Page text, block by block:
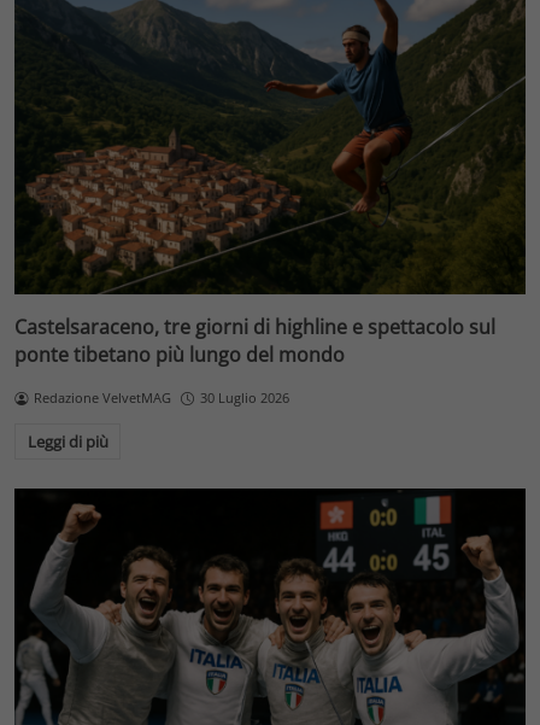
Castelsaraceno, tre giorni di highline e spettacolo sul
ponte tibetano più lungo del mondo
Redazione VelvetMAG 30 Luglio 2026
Leggi di più